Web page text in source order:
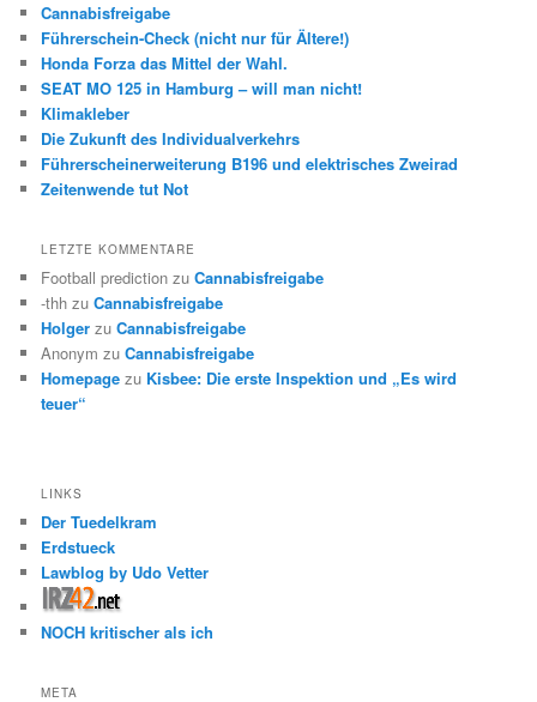
Cannabisfreigabe
Führerschein-Check (nicht nur für Ältere!)
Honda Forza das Mittel der Wahl.
SEAT MO 125 in Hamburg – will man nicht!
Klimakleber
Die Zukunft des Individualverkehrs
Führerscheinerweiterung B196 und elektrisches Zweirad
Zeitenwende tut Not
LETZTE KOMMENTARE
Football prediction zuCannabisfreigabe
-thh zuCannabisfreigabe
Holger zuCannabisfreigabe
Anonym zuCannabisfreigabe
Homepage zu Kisbee: Die erste Inspektion und „Es wird
teuer“
LINKS
Der Tuedelkram
Erdstueck
Lawblog by Udo Vetter
NOCH kritischer als ich
META